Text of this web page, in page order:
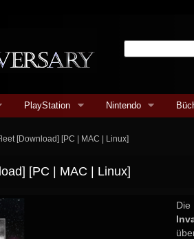
PlayStation Nintendo
[Download] [PC | MAC | Linux]
[PC | MAC | Linux]